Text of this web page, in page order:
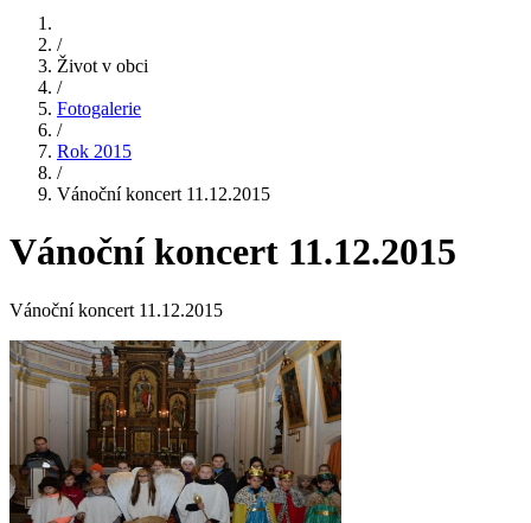
/
Život v obci
/
Fotogalerie
/
Rok 2015
/
Vánoční koncert 11.12.2015
Vánoční koncert 11.12.2015
Vánoční koncert 11.12.2015